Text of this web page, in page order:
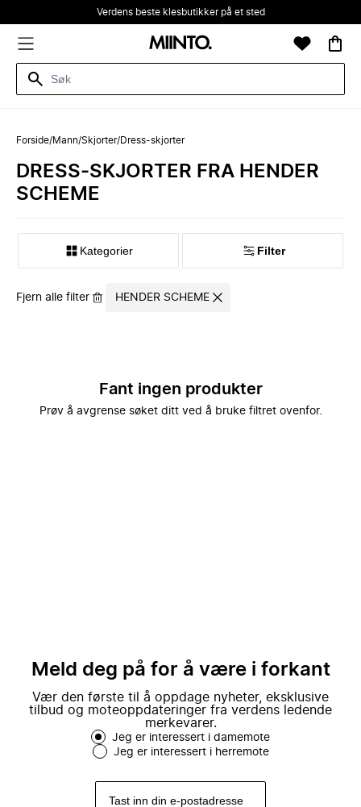
Verdens beste klesbutikker på et sted
Forside/Mann/Skjorter/Dress-skjorter
DRESS-SKJORTER FRA HENDER
SCHEME
Kategorier Filter
Fjern alle filter HENDER SCHEME
Fant ingen produkter
Prøv å avgrense søket ditt ved å bruke filtret ovenfor.
Meld deg på for å være i forkant
Vær den første til å oppdage nyheter, eksklusive
tilbud og moteoppdateringer fra verdens ledende
merkevarer.
Jeg er interessert i damemote
Jeg er interessert i herremote